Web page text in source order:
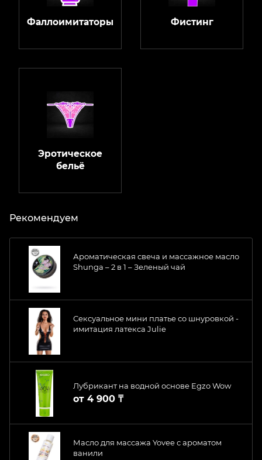
Фаллоимитаторы Фистинг
Эротическое
бельё
Рекомендуем
Ароматическая свеча и массажное масло
Shunga – 2 в 1 – Зеленый чай
Сексуальное мини платье со шнуровкой -
имитация латекса Julie
Лубрикант на водной основе Egzo Wow
от 4 900 ₸
Масло для массажа Yovee с ароматом
ванили